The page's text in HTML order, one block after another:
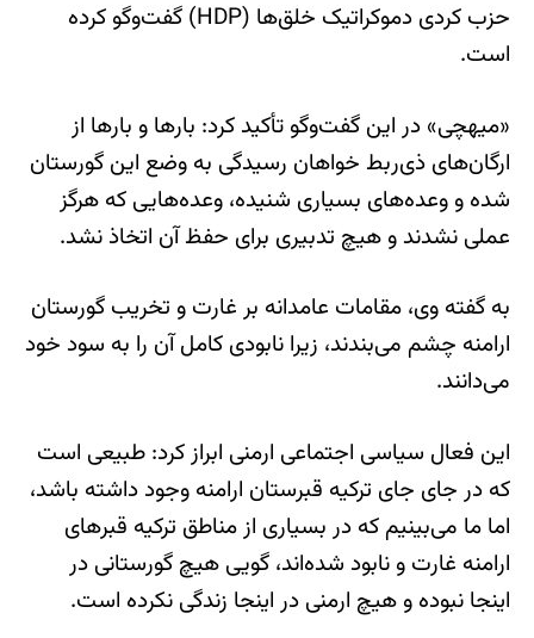
حزب کردی دموکراتیک خلق‌ها (HDP) گفت‌وگو کرده
است.
«میهچی» در این گفت‌وگو تأکید کرد: بارها و بارها از
ارگان‌های ذی‌ربط خواهان رسیدگی به وضع این گورستان
شده‌ و وعده‌های بسیاری شنیده‌، وعده‌هایی که هرگز
عملی نشدند و هیچ تدبیری برای حفظ آن اتخاذ نشد.
به گفته وی، مقامات عامدانه بر غارت و تخریب گورستان
ارامنه چشم می‌بندند، زیرا نابودی کامل آن را به سود خود
می‌دانند.
این فعال سیاسی اجتماعی ارمنی ابراز کرد: طبیعی است
که در جای جای ترکیه قبرستان ارامنه وجود داشته باشد،
اما ما می‌بینیم که در بسیاری از مناطق ترکیه قبرهای
ارامنه غارت و نابود شده‌اند، گویی هیچ گورستانی در
اینجا نبوده و هیچ ارمنی در اینجا زندگی نکرده است.